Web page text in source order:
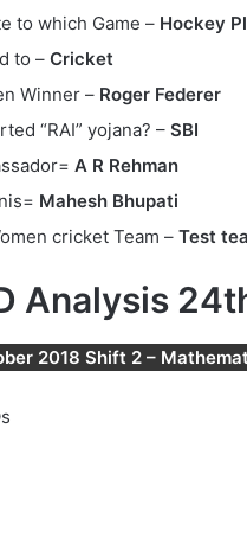
to which Game – Hockey
to – Cricket
Winner – Roger Federer
“RAI” yojana? – SBI
A R Rehman
Mahesh Bhupati
cricket Team – Test
Analysis
2018 Shift 2 –